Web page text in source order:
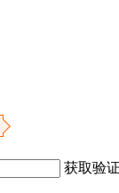
获取验